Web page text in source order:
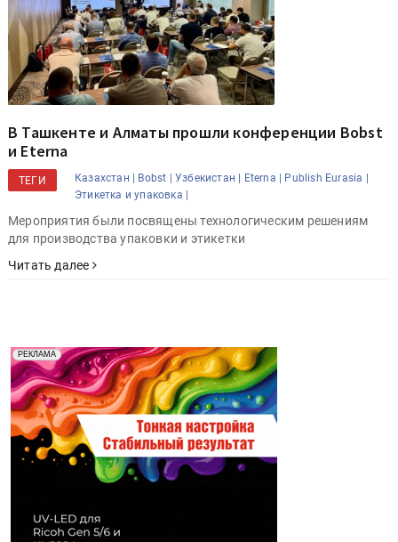
В Ташкенте и Алматы прошли конференции Bobst
и Eterna
ТЕГИ Казахстан | Bobst | Узбекистан | Eterna | Publish Eurasia |
Этикетка и упаковка |
Мероприятия были посвящены технологическим решениям
для производства упаковки и этикетки
Читать далее
РЕКЛАМА
Реклама. Рекламодатель ООО "Передовые Системы
Печати" erid: 2SDnjd2d4Qz